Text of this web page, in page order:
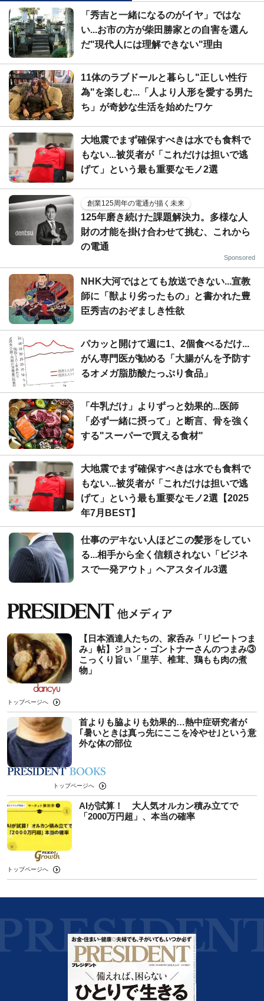
「秀吉と一緒になるのがイヤ」ではな
い...お市の方が柴田勝家との自害を選ん
だ"現代人には理解できない"理由
11体のラブドールと暮らし"正しい性行
為"を楽しむ...「人より人形を愛する男た
ち」が奇妙な生活を始めたワケ
大地震でまず確保すべきは水でも食料で
もない...被災者が「これだけは担いで逃
げて」という最も重要なモノ2選
創業125周年の電通が描く未来
125年磨き続けた課題解決力。多様な人
財の才能を掛け合わせて挑む、これから
の電通
Sponsored
NHK大河ではとても放送できない...宣教
師に「獣より劣ったもの」と書かれた豊
臣秀吉のおぞましき性欲
パカッと開けて週に1、2個食べるだけ...
がん専門医が勧める「大腸がんを予防す
るオメガ脂肪酸たっぷり食品」
「牛乳だけ」よりずっと効果的...医師
「必ず一緒に摂って」と断言、骨を強く
する"スーパーで買える食材"
大地震でまず確保すべきは水でも食料で
もない...被災者が「これだけは担いで逃
げて」という最も重要なモノ2選【2025
年7月BEST】
仕事のデキない人ほどこの髪形をしてい
る...相手から全く信頼されない「ビジネ
スで一発アウト」ヘアスタイル3選
【日本酒達人たちの、家呑み「リピートつま
み」帖】ジョン・ゴントナーさんのつまみ③
こっくり旨い「里芋、椎茸、鶏もも肉の煮
物」
トップページへ
首よりも脇よりも効果的…熱中症研究者が
｢暑いときは真っ先にここを冷やせ｣という意
外な体の部位
トップページへ
AIが試算！ 大人気オルカン積み立てで
「2000万円超」、本当の確率
トップページへ